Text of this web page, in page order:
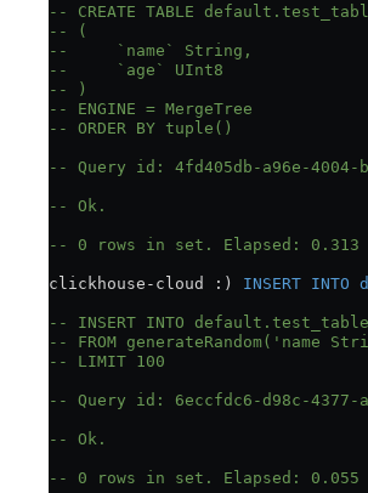
-- CREATE TABLE
-- (
--     `name` String,
--     `age` UInt8
-- )
-- ENGINE = MergeTree
-- ORDER BY tuple()
-- Query id: 4fd405db-a96e-4004-
-- Ok.
-- 0 rows in set. Elapsed: 0.313
clickhouse - cloud :) INSERT INTO
-- INSERT INTO default.test_table
-- FROM generateRandom('name
-- LIMIT 100
-- Query id: 6eccfdc6-d98c-4377-
-- Ok.
-- 0 rows in set. Elapsed: 0.055